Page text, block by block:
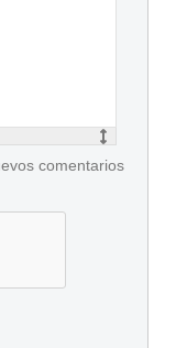
comentarios